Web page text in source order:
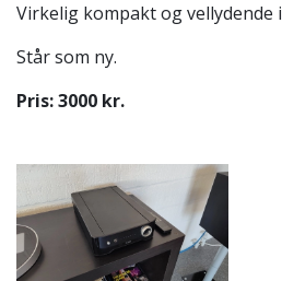
Virkelig kompakt og
Står som ny.
Pris: 3000 kr.